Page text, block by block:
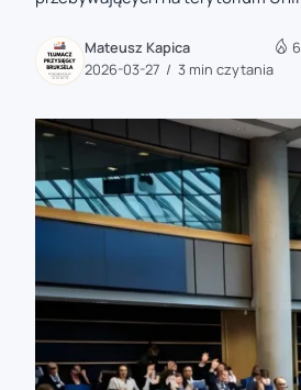
zaobserwuj nas
zaobserwuj nas
zaobserwuj nas
zaobserwuj nas
zaobserwuj nas
Mateusz Kapica
2026-03-27
3 min czytania